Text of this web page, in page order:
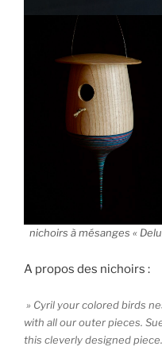
nichoirs à mésanges «
A propos des nichoirs :
» Cyril your colored birds
with all our outer pieces.
this cleverly designed